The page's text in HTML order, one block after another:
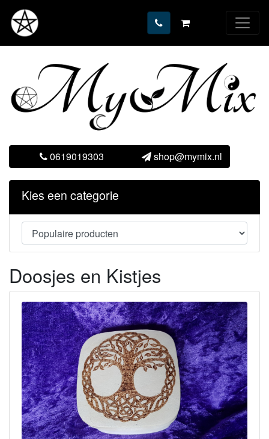
0619019303 shop@mymix.nl
Kies een categorie
Doosjes en Kistjes